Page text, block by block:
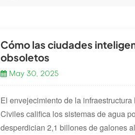
Cómo las ciudades
obsoletos
May 30, 2025
El envejecimiento de la
Civiles califica los sistemas de agua
desperdician 2,1 billones de galones